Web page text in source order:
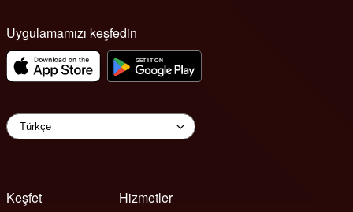
Uygulamamızı keşfedin
Keşfet
Hizmetler